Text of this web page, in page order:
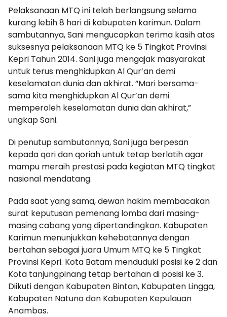
Pelaksanaan MTQ ini telah berlangsung selama
kurang lebih 8 hari di kabupaten karimun. Dalam
sambutannya, Sani mengucapkan terima kasih atas
suksesnya pelaksanaan MTQ ke 5 Tingkat Provinsi
Kepri Tahun 2014. Sani juga mengajak masyarakat
untuk terus menghidupkan Al Qur’an demi
keselamatan dunia dan akhirat. “Mari bersama-
sama kita menghidupkan Al Qur’an demi
memperoleh keselamatan dunia dan akhirat,”
ungkap Sani.
Di penutup sambutannya, Sani juga berpesan
kepada qori dan qoriah untuk tetap berlatih agar
mampu meraih prestasi pada kegiatan MTQ tingkat
nasional mendatang.
Pada saat yang sama, dewan hakim membacakan
surat keputusan pemenang lomba dari masing-
masing cabang yang dipertandingkan. Kabupaten
Karimun menunjukkan kehebatannya dengan
bertahan sebagai juara Umum MTQ ke 5 Tingkat
Provinsi Kepri. Kota Batam menduduki posisi ke 2 dan
Kota tanjungpinang tetap bertahan di posisi ke 3.
Diikuti dengan Kabupaten Bintan, Kabupaten Lingga,
Kabupaten Natuna dan Kabupaten Kepulauan
Anambas.